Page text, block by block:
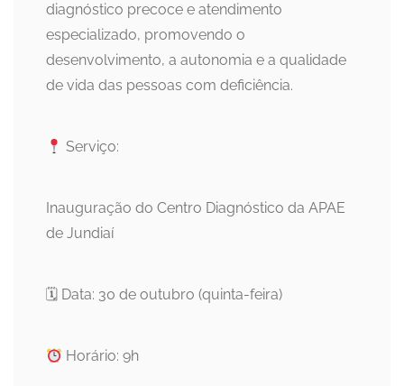
diagnóstico precoce e atendimento
especializado, promovendo o
desenvolvimento, a autonomia e a qualidade
de vida das pessoas com deficiência.
Serviço:
Inauguração do Centro Diagnóstico da APAE
de Jundiaí
🗓 Data: 30 de outubro (quinta-feira)
Horário: 9h